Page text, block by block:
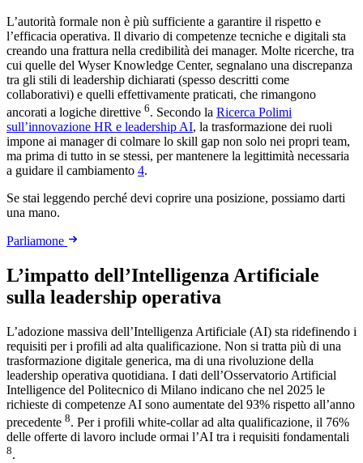
L’autorità formale non è più sufficiente a garantire il rispetto e
l’efficacia operativa. Il divario di competenze tecniche e digitali sta
creando una frattura nella credibilità dei manager. Molte ricerche, tra
cui quelle del Wyser Knowledge Center, segnalano una discrepanza
tra gli stili di leadership dichiarati (spesso descritti come
collaborativi) e quelli effettivamente praticati, che rimangono
ancorati a logiche direttive 6. Secondo la Ricerca Polimi
sull’innovazione HR e leadership AI, la trasformazione dei ruoli
impone ai manager di colmare lo skill gap non solo nei propri team,
ma prima di tutto in se stessi, per mantenere la legittimità necessaria
a guidare il cambiamento 4.
Se stai leggendo perché devi coprire una posizione, possiamo darti
una mano.
Parliamone
L’impatto dell’Intelligenza Artificiale
sulla leadership operativa
L’adozione massiva dell’Intelligenza Artificiale (AI) sta ridefinendo i
requisiti per i profili ad alta qualificazione. Non si tratta più di una
trasformazione digitale generica, ma di una rivoluzione della
leadership operativa quotidiana. I dati dell’Osservatorio Artificial
Intelligence del Politecnico di Milano indicano che nel 2025 le
richieste di competenze AI sono aumentate del 93% rispetto all’anno
precedente 8. Per i profili white-collar ad alta qualificazione, il 76%
delle offerte di lavoro include ormai l’AI tra i requisiti fondamentali
8.